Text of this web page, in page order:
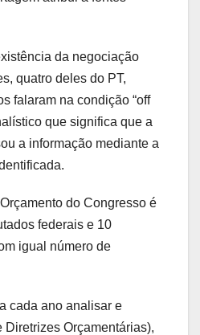
da negociação
quatro deles do PT,
falaram na condição “off
que significa que a
a informação mediante a
do Congresso é
federais e 10
igual número de
cada ano analisar e
Diretrizes Orçamentárias),